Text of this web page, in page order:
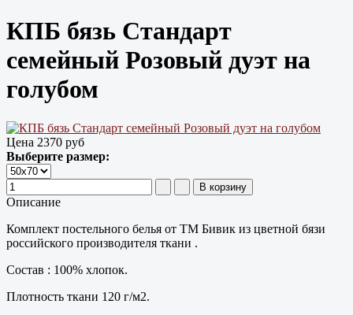
КПБ бязь Cтандарт
семейный Розовый дуэт на
голубом
Цена 2370 руб
Выберите размер:
Описание
Комплект постельного белья от ТМ Бивик из цветной бязи
российского производителя ткани .
Состав : 100% хлопок.
Плотность ткани 120 г/м2.